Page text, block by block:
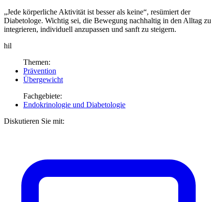
„Jede körperliche Aktivität ist besser als keine“, resümiert der
Diabeto­loge. Wichtig sei, die Bewegung nachhaltig in den Alltag zu
integrieren, individuell anzupassen und sanft zu steigern.
hil
Themen:
Prävention
Übergewicht
Fachgebiete:
Endokrinologie und Diabetologie
Diskutieren Sie mit: